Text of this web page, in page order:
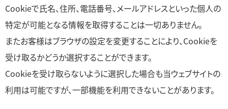
Cookieで氏名、住所、電話番号、メールアドレスといった個人の
特定が可能となる情報を取得することは一切ありません。
またお客様はブラウザの設定を変更することにより、Cookieを
受け取るかどうか選択することができます。
Cookieを受け取らないように選択した場合も当ウェブサイトの
利用は可能ですが、一部機能を利用できないことがあります。